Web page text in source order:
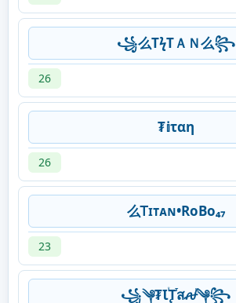
꧁么TϟTＡＮ么꧂
26
₮𝕚ταη
26
么Ꭲɪᴛᴀɴ•RoBo₄₇
23
꧁༆₮ꙆꙶꚐⷮสꫛⷦ༆꧂